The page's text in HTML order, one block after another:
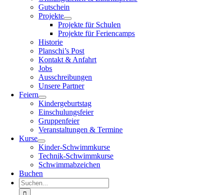
Gutschein
Projekte
Projekte für Schulen
Projekte für Feriencamps
Historie
Planschi’s Post
Kontakt & Anfahrt
Jobs
Ausschreibungen
Unsere Partner
Feiern
Kindergeburtstag
Einschulungsfeier
Gruppenfeier
Veranstaltungen & Termine
Kurse
Kinder-Schwimmkurse
Technik-Schwimmkurse
Schwimmabzeichen
Buchen
Suche
nach: